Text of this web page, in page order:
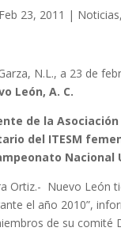
Feb 23, 2011 | Noticias
N.L., a 23 de
León, A. C.
de la
del ITESM
Nacional
Ortiz.- Nuevo León
el año 2010”,
de su comité